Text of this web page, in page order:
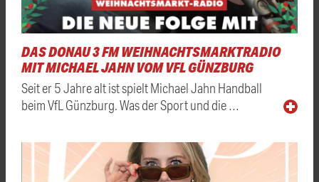
DAS DONAU 3 FM WEIHNACHTSMARKTRADIO
MIT MICHAEL JAHN VOM VFL GÜNZBURG
Seit er 5 Jahre alt ist spielt Michael Jahn Handball
beim VfL Günzburg. Was der Sport und die …